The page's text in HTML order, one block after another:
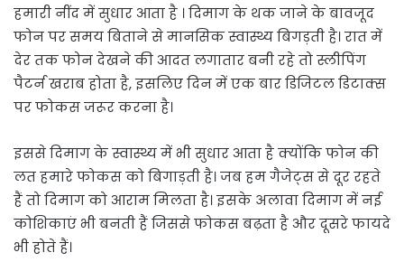
हमारी नींद में सुधार आता है । दिमाग के थक जाने के बावजूद
फोन पर समय बिताने से मानसिक स्वास्थ्य बिगड़ती है। रात में
देर तक फोन देखने की आदत लगातार बनी रहे तो स्लीपिंग
पैटर्न खराब होता है, इसलिए दिन में एक बार डिजिटल डिटाक्स
पर फोकस जरूर करना है।
इससे दिमाग के स्वास्थ्य में भी सुधार आता है क्योंकि फोन की
लत हमारे फोकस को बिगाड़ती है। जब हम गैजेट्स से दूर रहते
हैं तो दिमाग को आराम मिलता है। इसके अलावा दिमाग में नई
कोशिकाएं भी बनती हैं जिससे फोकस बढ़ता है और दूसरे फायदे
भी होते हैं।